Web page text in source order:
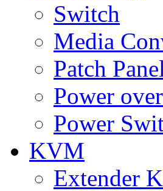
Switch
Media
Patch
Power
Power
KVM
Extender